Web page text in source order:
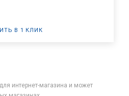
В 1 КЛИК
интернет-магазина и может